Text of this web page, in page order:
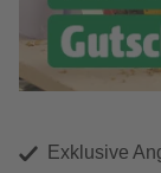
Exklusive